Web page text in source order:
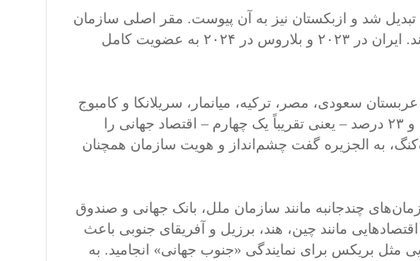
شانگهای تبدیل شد و ازبکستان نیز به آن پیوست. مقر اصلی سازمان
در پکن قرار دارد. در سال ۲۰۱۷ هند و پاکستان عضو شدند. ایران در ۲۰۲۳ و بلاروس در ۲۰۲۴ به عضویت کامل
که شامل عربستان سعودی، مصر، ترکیه، میانمار، سریلانکا و کامبوج
می‌شود. کشورهای عضو سازمان ۴۳ درصد جمعیت جهان و ۲۳ درصد – یعنی تقریباً یک چهارم – اقتصاد جهانی را
به الجزیره گفت چشم‌انداز و هویت سازمان همچنان
چندجانبه مانند سازمان ملل، بانک جهانی و صندوق
مانند چین، هند، برزیل و آفریقای جنوبی باعث
مثل بریکس برای نمایندگی «جنوب جهانی» انجامید. به